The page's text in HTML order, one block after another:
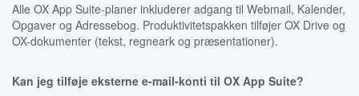
Alle OX App Suite-planer inkluderer adgang til Webmail, Kalender,
Opgaver og Adressebog. Produktivitetspakken tilføjer OX Drive og
OX-dokumenter (tekst, regneark og præsentationer).
Kan jeg tilføje eksterne e-mail-konti til OX App Suite?